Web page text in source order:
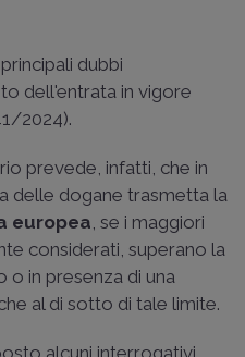
dubbi
dell'entrata in vigore
2024).
prevede, infatti, che in
delle dogane trasmetta la
europea , se i maggiori
considerati, superano la
o in presenza di una
al di sotto di tale limite.
alcuni interrogativi